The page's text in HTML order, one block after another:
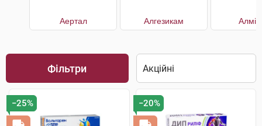
Аертал Алгезикам
Фільтри
−25% −20%